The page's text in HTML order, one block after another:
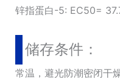
锌指蛋白-5: EC50=
储存条件：
常温，避光防潮密闭干